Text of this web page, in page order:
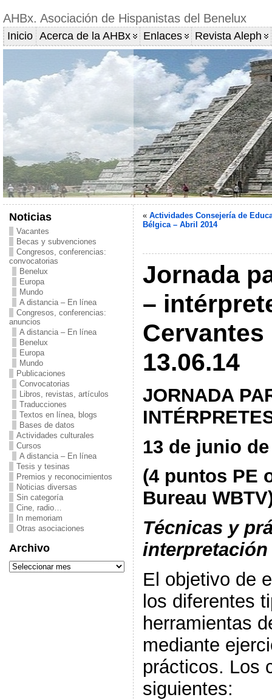
AHBx. Asociación de Hispanistas del Benelux
Inicio Acerca de la AHBx Enlaces Revista Aleph
Noticias
Vacantes
Becas y subvenciones
Congresos, conferencias:
convocatorias
Benelux
Europa
Mundo
A distancia – En línea
Congresos, conferencias:
anuncios
A distancia – En línea
Benelux
Europa
Mundo
Publicaciones
Convocatorias
Libros, revistas, artículos
Traducciones
Textos en línea, blogs
Bases de datos
Actividades culturales
Cursos
A distancia – En línea
Tesis y tesinas
Premios y reconocimientos
Noticias diversas
Sin categoría
Cine, radio…
In memoriam
Otras asociaciones
Archivo
« Actividades Consejería de
Bélgica – Abril 2014
Jornada
–
13.06.14
JORNADA
13 de junio de
(4 puntos PE
Bureau
Técnicas y
interpretación
El objetivo de
los diferentes
herramientas
mediante
prácticos. Los
siguientes: